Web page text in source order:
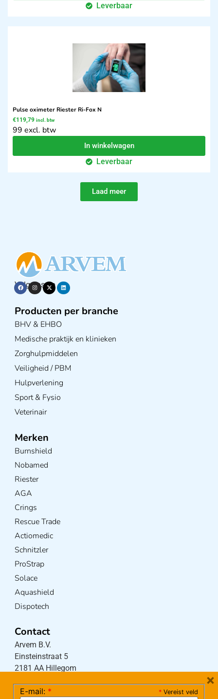
Leverbaar
Pulse oximeter Riester Ri-Fox N
€119,79 incl. btw
99 excl. btw
In winkelwagen
Leverbaar
Laad meer
Volg ons op
Producten per branche
BHV & EHBO
Medische praktijk en klinieken
Zorghulpmiddelen
Veiligheid / PBM
Hulpverlening
Sport & Fysio
Veterinair
Merken
Burnshield
Nobamed
Riester
AGA
Crings
Rescue Trade
Actiomedic
Schnitzler
ProStrap
Solace
Aquashield
Dispotech
Contact
Arvem B.V.
Einsteinstraat 5
2181 AA Hillegom
* Vereist veld
E-mail: *
×